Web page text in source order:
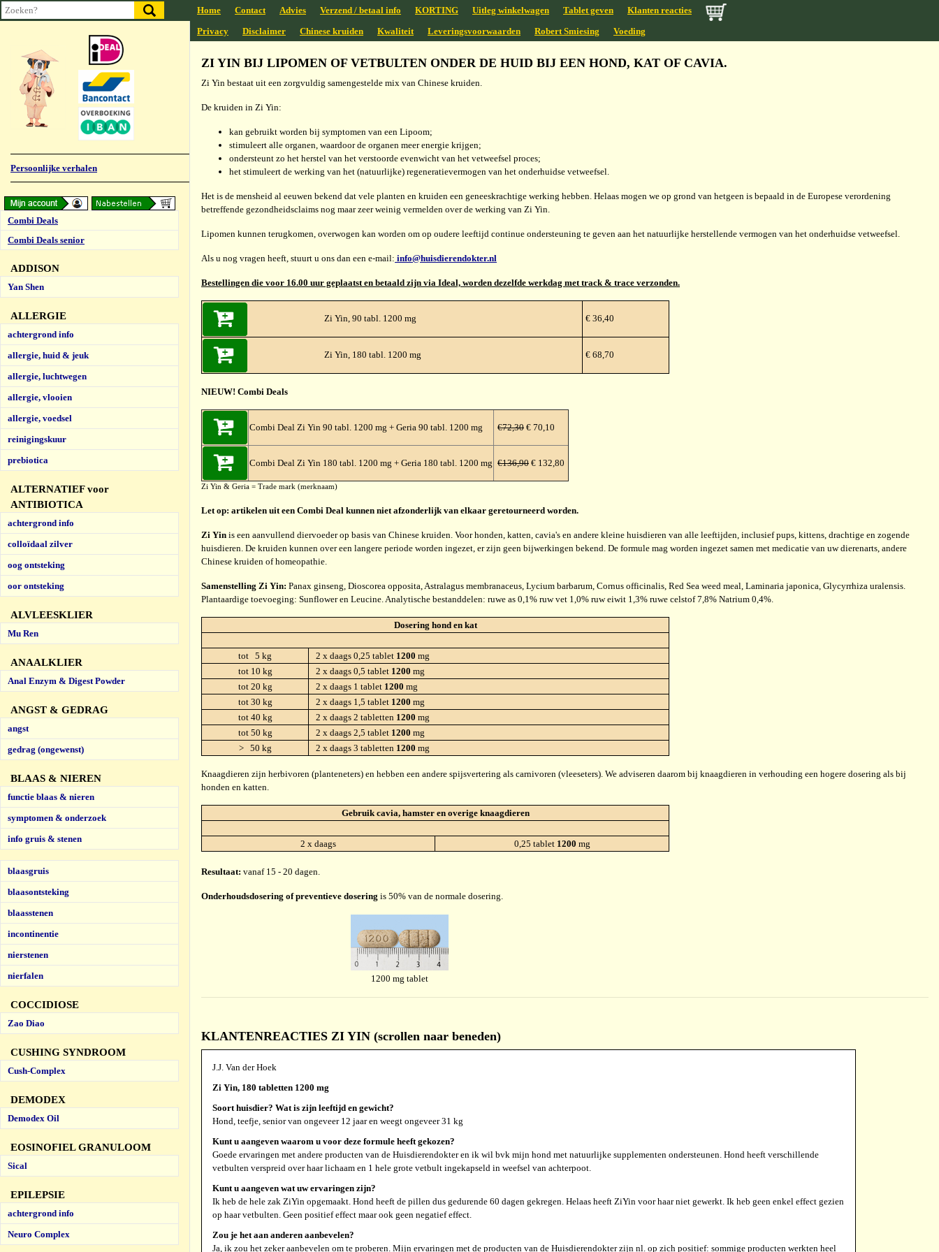
Persoonlijke verhalen
Combi Deals
Combi Deals senior
ADDISON
Yan Shen
ALLERGIE
achtergrond info
allergie, huid & jeuk
allergie, luchtwegen
allergie, vlooien
allergie, voedsel
reinigingskuur
prebiotica
ALTERNATIEF voor
ANTIBIOTICA
achtergrond info
colloïdaal zilver
oog ontsteking
oor ontsteking
ALVLEESKLIER
Mu Ren
ANAALKLIER
Anal Enzym & Digest Powder
ANGST & GEDRAG
angst
gedrag (ongewenst)
BLAAS & NIEREN
functie blaas & nieren
symptomen & onderzoek
info gruis & stenen
blaasgruis
blaasontsteking
blaasstenen
incontinentie
nierstenen
nierfalen
COCCIDIOSE
Zao Diao
CUSHING SYNDROOM
Cush-Complex
DEMODEX
Demodex Oil
EOSINOFIEL GRANULOOM
Sical
EPILEPSIE
achtergrond info
Neuro Complex
Home Contact Advies Verzend / betaal info KORTING Uitleg winkelwagen Tablet geven
Klanten reacties
Privacy
Disclaimer Chinese kruiden Kwaliteit Leveringsvoorwaarden Robert Smiesing Voeding
ZI YIN BIJ LIPOMEN OF VETBULTEN ONDER DE HUID BIJ EEN HOND, KAT OF CAVIA.
Zi Yin bestaat uit een zorgvuldig samengestelde mix van Chinese kruiden.
De kruiden in Zi Yin:
kan gebruikt worden bij symptomen van een Lipoom;
stimuleert alle organen, waardoor de organen meer energie krijgen;
ondersteunt zo het herstel van het verstoorde evenwicht van het vetweefsel proces;
het stimuleert de werking van het (natuurlijke) regeneratievermogen van het onderhuidse vetweefsel.
Het is de mensheid al eeuwen bekend dat vele planten en kruiden een geneeskrachtige werking hebben. Helaas mogen we op grond van hetgeen is bepaald in de Europese verordening
betreffende gezondheidsclaims nog maar zeer weinig vermelden over de werking van Zi Yin.
Lipomen kunnen terugkomen, overwogen kan worden om op oudere leeftijd continue ondersteuning te geven aan het natuurlijke herstellende vermogen van het onderhuidse vetweefsel.
Als u nog vragen heeft, stuurt u ons dan een e-mail: info@huisdierendokter.nl
Bestellingen die voor 16.00 uur geplaatst en betaald zijn via Ideal, worden dezelfde werkdag met track & trace verzonden.
Zi Yin, 90 tabl. 1200 mg € 36,40
Zi Yin, 180 tabl. 1200 mg € 68,70
NIEUW! Combi Deals
Combi Deal Zi Yin 90 tabl. 1200 mg + Geria 90 tabl. 1200 mg €72,30 € 70,10
Combi Deal Zi Yin 180 tabl. 1200 mg + Geria 180 tabl. 1200 mg €136,90 € 132,80
Zi Yin & Geria = Trade mark (merknaam)
Let op: artikelen uit een Combi Deal kunnen niet afzonderlijk van elkaar geretourneerd worden.
Zi Yin is een aanvullend diervoeder op basis van Chinese kruiden. Voor honden, katten, cavia's en andere kleine huisdieren van alle leeftijden, inclusief pups, kittens, drachtige en zogende
huisdieren. De kruiden kunnen over een langere periode worden ingezet, er zijn geen bijwerkingen bekend. De formule mag worden ingezet samen met medicatie van uw dierenarts, andere
Chinese kruiden of homeopathie.
Samenstelling Zi Yin: Panax ginseng, Dioscorea opposita, Astralagus membranaceus, Lycium barbarum, Cornus officinalis, Red Sea weed meal, Laminaria japonica, Glycyrrhiza uralensis.
Plantaardige toevoeging: Sunflower en Leucine. Analytische bestanddelen: ruwe as 0,1% ruw vet 1,0% ruw eiwit 1,3% ruwe celstof 7,8% Natrium 0,4%.
Dosering hond en kat
tot 5 kg 2 x daags 0,25 tablet 1200 mg
tot 10 kg
2 x daags 0,5 tablet 1200 mg
tot 20 kg
2 x daags 1 tablet 1200 mg
tot 30 kg
2 x daags 1,5 tablet 1200 mg
tot 40 kg
2 x daags 2 tabletten 1200 mg
tot 50 kg
2 x daags 2,5 tablet 1200 mg
> 50 kg
2 x daags 3 tabletten 1200 mg
Knaagdieren zijn herbivoren (planteneters) en hebben een andere spijsvertering als carnivoren (vleeseters). We adviseren daarom bij knaagdieren in verhouding een hogere dosering als bij
honden en katten.
Gebruik cavia, hamster en overige knaagdieren
2 x daags 0,25 tablet 1200 mg
Resultaat: vanaf 15 - 20 dagen.
Onderhoudsdosering of preventieve dosering is 50% van de normale dosering.
1200 mg tablet
KLANTENREACTIES ZI YIN (scrollen naar beneden)
J.J. Van der Hoek
Zi Yin, 180 tabletten 1200 mg
Soort huisdier? Wat is zijn leeftijd en gewicht?
Hond, teefje, senior van ongeveer 12 jaar en weegt ongeveer 31 kg
Kunt u aangeven waarom u voor deze formule heeft gekozen?
Goede ervaringen met andere producten van de Huisdierendokter en ik wil bvk mijn hond met natuurlijke supplementen ondersteunen. Hond heeft verschillende
vetbulten verspreid over haar lichaam en 1 hele grote vetbult ingekapseld in weefsel van achterpoot.
Kunt u aangeven wat uw ervaringen zijn?
Ik heb de hele zak ZiYin opgemaakt. Hond heeft de pillen dus gedurende 60 dagen gekregen. Helaas heeft ZiYin voor haar niet gewerkt. Ik heb geen enkel effect gezien
op haar vetbulten. Geen positief effect maar ook geen negatief effect.
Zou je het aan anderen aanbevelen?
Ja, ik zou het zeker aanbevelen om te proberen. Mijn ervaringen met de producten van de Huisdierendokter zijn nl. op zich positief: sommige producten werkten heel